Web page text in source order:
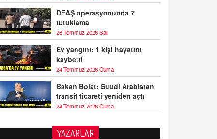
DEAŞ operasyonunda 7
tutuklama
28 Temmuz 2026 Salı
Ev yangını: 1 kişi hayatını
kaybetti
24 Temmuz 2026 Cuma
Bakan Bolat: Suudi Arabistan
transit ticareti yeniden açtı
24 Temmuz 2026 Cuma
YAZARLAR